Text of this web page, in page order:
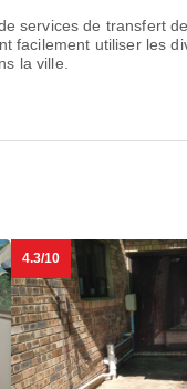
services de transfert
facilement utiliser les
la ville.
4.3/10